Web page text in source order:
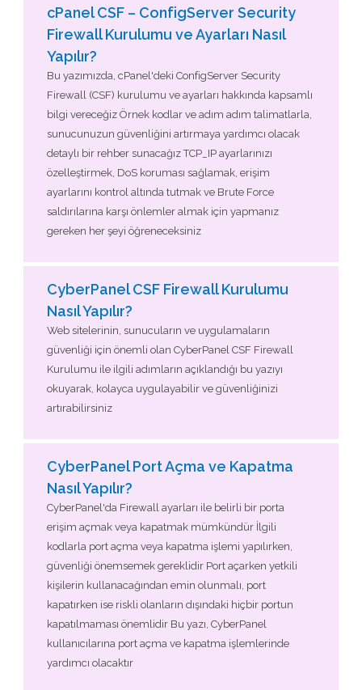
cPanel CSF – ConfigServer Security
Firewall Kurulumu ve Ayarları Nasıl
Yapılır?
Bu yazımızda, cPanel'deki ConfigServer Security
Firewall (CSF) kurulumu ve ayarları hakkında kapsamlı
bilgi vereceğiz Örnek kodlar ve adım adım talimatlarla,
sunucunuzun güvenliğini artırmaya yardımcı olacak
detaylı bir rehber sunacağız TCP_IP ayarlarınızı
özelleştirmek, DoS koruması sağlamak, erişim
ayarlarını kontrol altında tutmak ve Brute Force
saldırılarına karşı önlemler almak için yapmanız
gereken her şeyi öğreneceksiniz
CyberPanel CSF Firewall Kurulumu
Nasıl Yapılır?
Web sitelerinin, sunucuların ve uygulamaların
güvenliği için önemli olan CyberPanel CSF Firewall
Kurulumu ile ilgili adımların açıklandığı bu yazıyı
okuyarak, kolayca uygulayabilir ve güvenliğinizi
artırabilirsiniz
CyberPanel Port Açma ve Kapatma
Nasıl Yapılır?
CyberPanel'da Firewall ayarları ile belirli bir porta
erişim açmak veya kapatmak mümkündür İlgili
kodlarla port açma veya kapatma işlemi yapılırken,
güvenliği önemsemek gereklidir Port açarken yetkili
kişilerin kullanacağından emin olunmalı, port
kapatırken ise riskli olanların dışındaki hiçbir portun
kapatılmaması önemlidir Bu yazı, CyberPanel
kullanıcılarına port açma ve kapatma işlemlerinde
yardımcı olacaktır